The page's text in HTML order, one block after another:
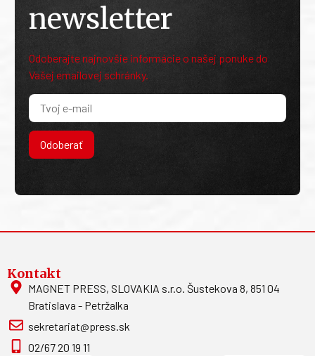
newsletter
Odoberajte najnovšie informácie o našej ponuke do
Vašej emailovej schránky.
Odoberať
Kontakt
MAGNET PRESS, SLOVAKIA s.r.o. Šustekova 8, 851 04
Bratislava - Petržalka
sekretariat@press.sk
02/67 20 19 11